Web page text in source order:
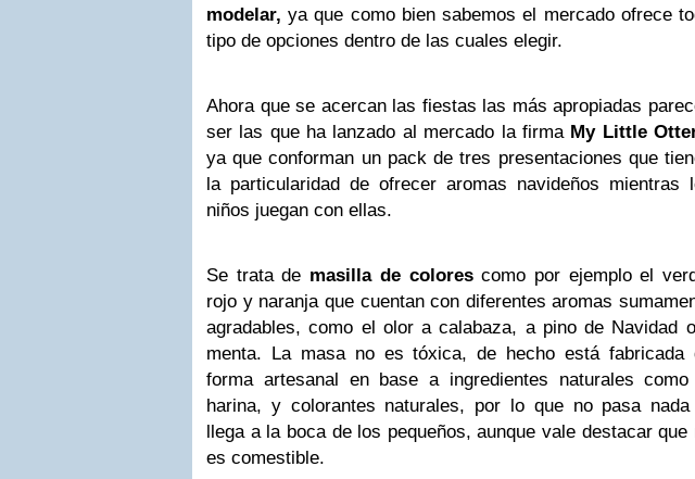
modelar, ya que como bien sabemos el mercado ofrece
tipo de opciones dentro de las cuales elegir.
Ahora que se acercan las fiestas las más apropiadas
ser las que ha lanzado al mercado la firma My Little
ya que conforman un pack de tres presentaciones que
la particularidad de ofrecer aromas navideños mientras
niños juegan con ellas.
Se trata de masilla de colorescomo por ejemplo el
rojo y naranja que cuentan con diferentes aromas
agradables, como el olor a calabaza, a pino de Navidad
menta. La masa no es tóxica, de hecho está fabricada
forma artesanal en base a ingredientes naturales
harina, y colorantes naturales, por lo que no pasa
llega a la boca de los pequeños, aunque vale destacar que
es comestible.